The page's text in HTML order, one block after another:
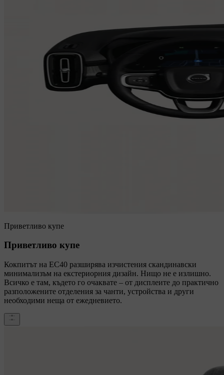
Приветливо купе
Приветливо купе
Кокпитът на EC40 разширява изчистения скандинавски
минимализъм на екстериорния дизайн. Нищо не е излишно.
Всичко е там, където го очаквате – от дисплеите до практично
разположените отделения за чанти, устройства и други
необходими неща от ежедневието.